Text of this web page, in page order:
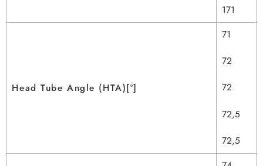
171
Head Tube Angle (HTA)[º]
71
72
72
72,5
72,5